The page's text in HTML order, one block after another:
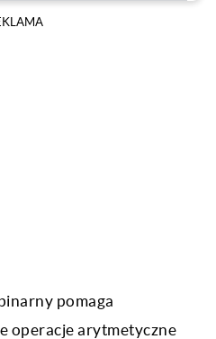
pomaga
operacje arytmetyczne